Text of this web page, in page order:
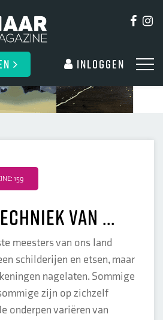
Inloggen
159
van ...
meesters van ons land
schilderijen en etsen, maar
nagelaten. Sommige
zijn op zichzelf
onderpen variëren van